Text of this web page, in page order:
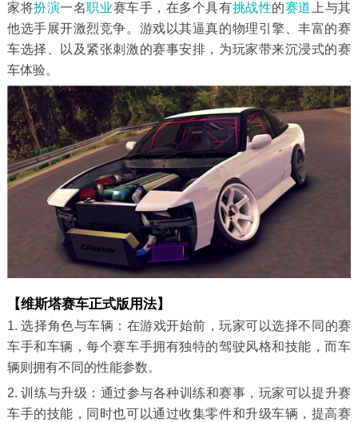
家将扮演一名职业赛车手，在多个具有挑战性的赛道 上与其
他选手展开激烈竞争。游戏以其逼真的物理引擎、丰富的赛
车选择、以及紧张刺激的赛事安排，为玩家带来沉浸式的赛
车体验。
【维斯塔赛车正式版用法】
1. 选择角色与车辆：在游戏开始前，玩家可以选择不同的赛
车手和车辆，每个赛车手拥有独特的驾驶风格和技能，而车
辆则拥有不同的性能参数。
2. 训练与升级：通过参与各种训练和赛事，玩家可以提升赛
车手的技能，同时也可以通过收集零件和升级车辆，提高赛